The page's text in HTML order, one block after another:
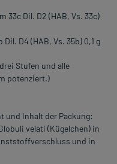
33c Dil. D2 (HAB, Vs. 33c)
D4 (HAB, Vs. 35b) 0,1 g
Stufen und alle
potenziert.)
und Inhalt der Packung:
velati (Kügelchen) in
und in